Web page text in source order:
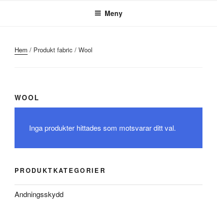
Meny
Hem / Produkt fabric / Wool
WOOL
Inga produkter hittades som motsvarar ditt val.
PRODUKTKATEGORIER
Andningsskydd